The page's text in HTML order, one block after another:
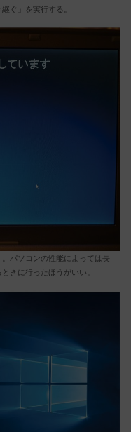
ぐ」を実行する。
パソコンの性能によっては長
きに行ったほうがいい。